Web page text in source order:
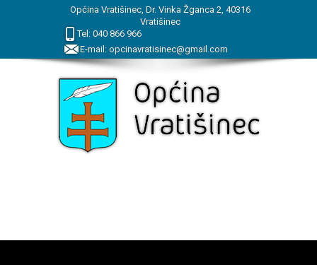
Općina Vratišinec, Dr. Vinka Žganca 2, 40316
Vratišinec
Tel: 040 866 966
E-mail: opcinavratisinec@gmail.com